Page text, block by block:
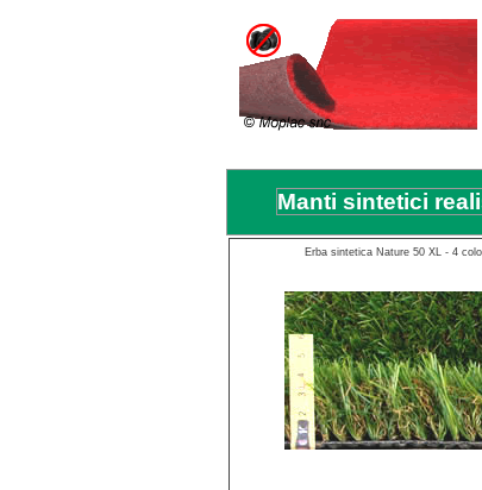
Manti sintetici
Erba sintetica Nature 50 XL - 4